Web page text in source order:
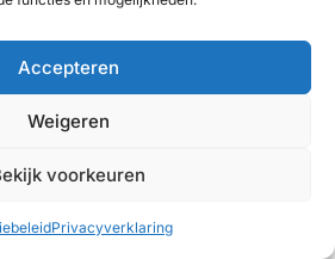
Accepteren
Weigeren
voorkeuren
Privacyverklaring